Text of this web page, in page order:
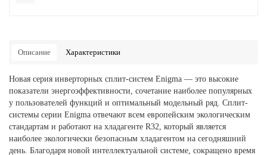
Описание Характеристики
Новая серия инверторных сплит-систем Enigma — это высокие
показатели энергоэффективности, сочетание наиболее популярных
у пользователей функций и оптимальный модельный ряд. Сплит-
системы серии Enigma отвечают всем европейским экологическим
стандартам и работают на хладагенте R32, который является
наиболее экологически безопасным хладагентом на сегодняшний
день. Благодаря новой интеллектуальной системе, сокращено время